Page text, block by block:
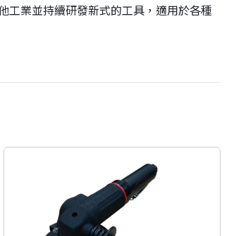
工業並持續研發新式的工具，適用於各種